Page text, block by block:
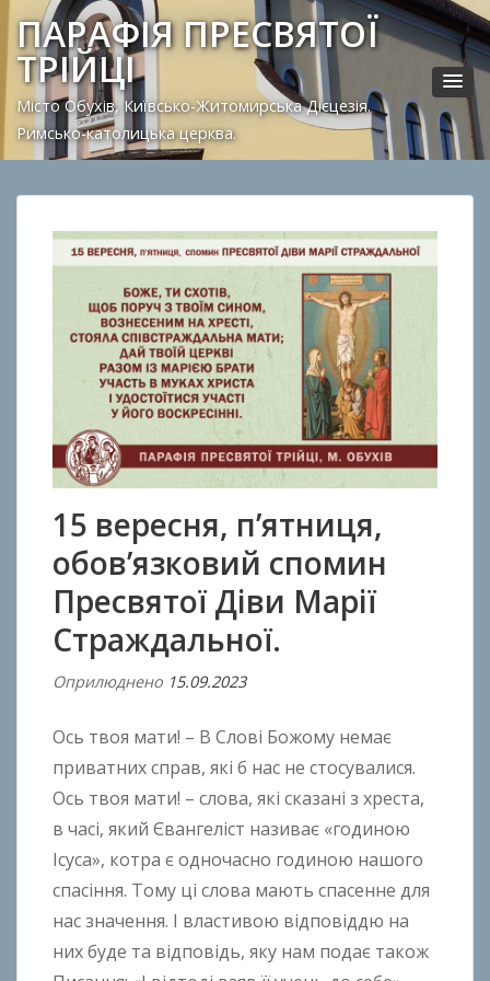
ПАРАФІЯ ПРЕСВЯТОЇ
ТРІЙЦІ
Місто Обухів, Київсько-Житомирська Дієцезія.
Римсько-католицька церква.
15 вересня, п’ятниця,
обов’язковий спомин
Пресвятої Діви Марії
Страждальної.
Оприлюднено 15.09.2023В
д
A
n
B
o
k
Ось твоя мати! – В Слові Божому немає
приватних справ, які б нас не стосувалися.
Ось твоя мати! – слова, які сказані з хреста,
в часі, який Євангеліст називає «годиною
Ісуса», котра є одночасно годиною нашого
спасіння. Тому ці слова мають спасенне для
нас значення. І властивою відповіддю на
них буде та відповідь, яку нам подає також